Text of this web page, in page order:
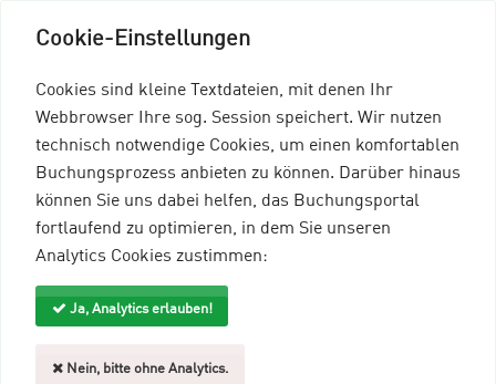
Cookie-Einstellungen
Cookies sind kleine Textdateien, mit denen Ihr
Webbrowser Ihre sog. Session speichert. Wir nutzen
technisch notwendige Cookies, um einen komfortablen
Buchungsprozess anbieten zu können. Darüber hinaus
können Sie uns dabei helfen, das Buchungsportal
fortlaufend zu optimieren, in dem Sie unseren
Analytics Cookies zustimmen:
Ja, Analytics erlauben!
Nein, bitte ohne Analytics.
Menü einblenden
mein96-Profil
Anmelden
Suche und Filter
zurück zur Übersicht